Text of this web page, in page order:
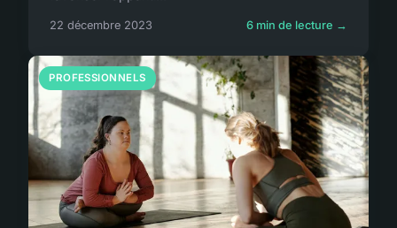
22 décembre 2023 6 min de lecture →
PROFESSIONNELS